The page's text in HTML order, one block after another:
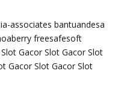
associates bantuandesa
freesafesoft
Slot Gacor Slot Gacor Slot
Gacor Slot Gacor Slot